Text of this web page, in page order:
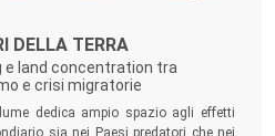
DELLA TERRA
e land concentration tra
e crisi migratorie
dedica ampio spazio agli effetti
sia nei Paesi predatori che nei